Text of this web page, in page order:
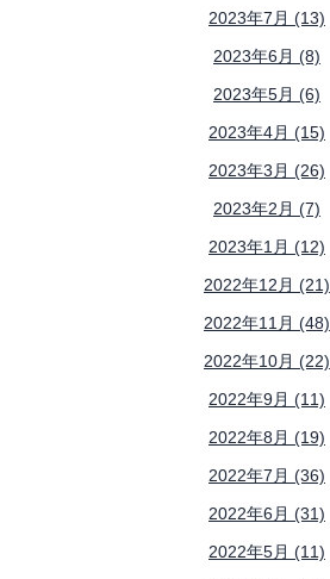
2023年7月 (13)
2023年6月 (8)
2023年5月 (6)
2023年4月 (15)
2023年3月 (26)
2023年2月 (7)
2023年1月 (12)
2022年12月 (21)
2022年11月 (48)
2022年10月 (22)
2022年9月 (11)
2022年8月 (19)
2022年7月 (36)
2022年6月 (31)
2022年5月 (11)